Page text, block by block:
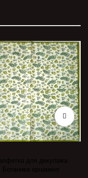
Декупажная карта 13611
55,00 руб.